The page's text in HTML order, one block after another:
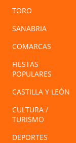
TORO
SANABRIA
COMARCAS
FIESTAS
POPULARES
CASTILLA Y LEÓN
CULTURA /
TURISMO
DEPORTES